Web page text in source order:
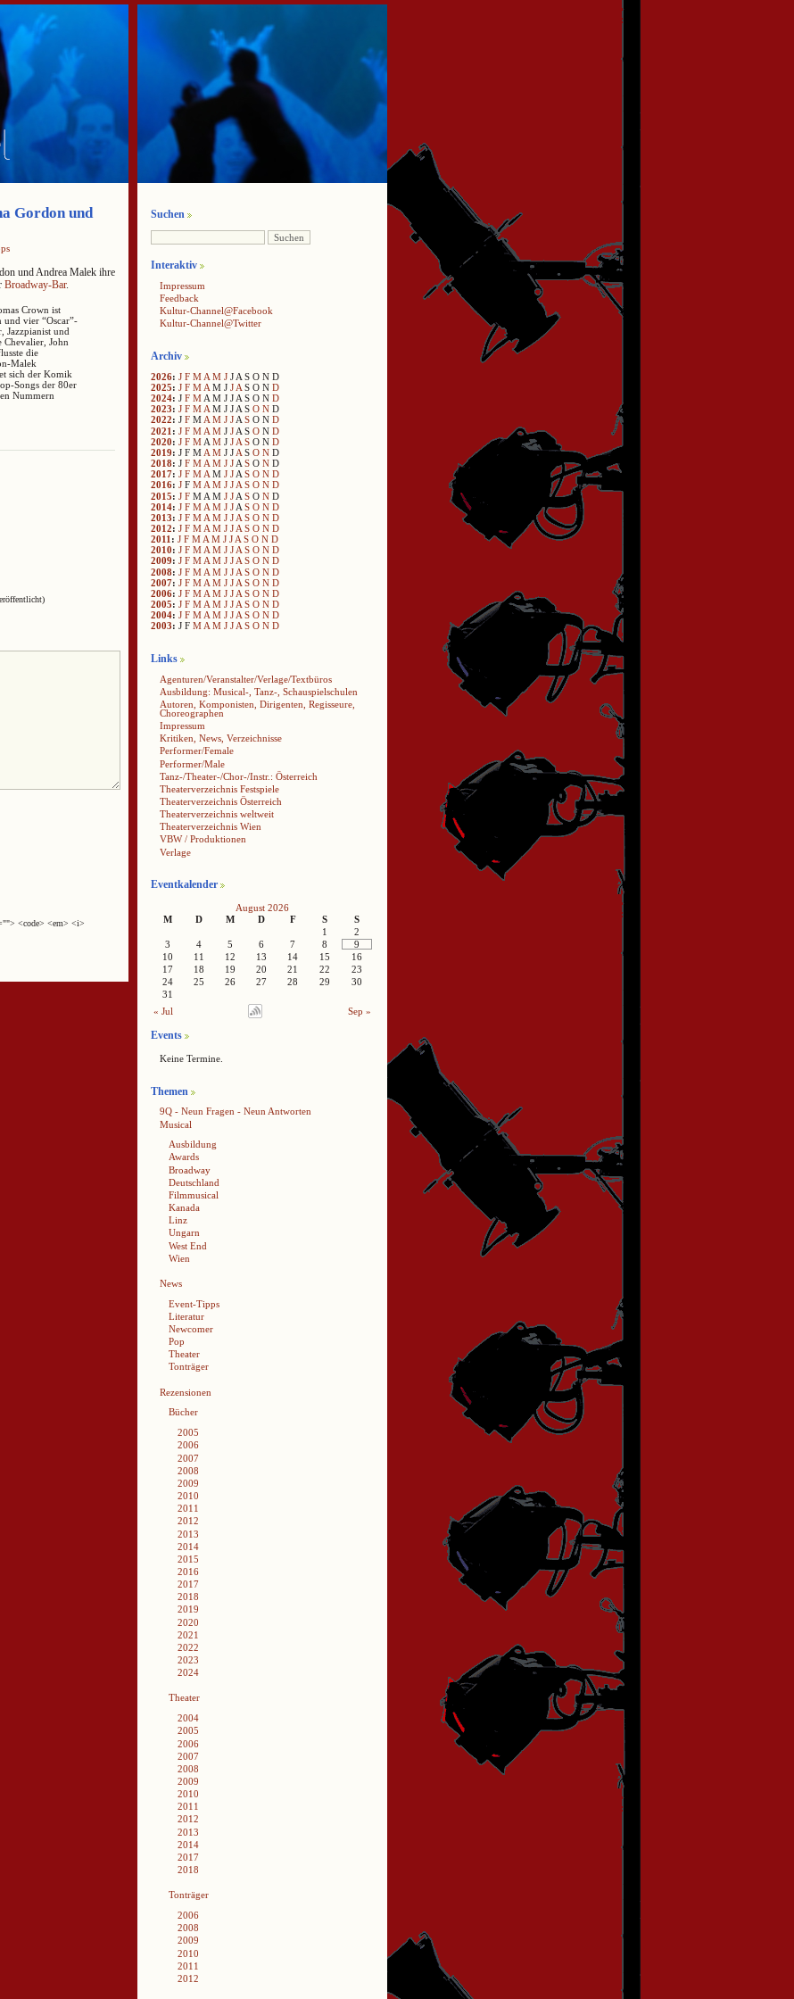
Gordon und
und Andrea Malek ihre
Broadway-Bar.
Crown ist
und vier “Oscar”-
Jazzpianist und
John
die
Malek
sich der Komik
Songs der 80er
Nummern
<code> <em> <i>
Suchen
Interaktiv
Impressum
Feedback
Kultur-Channel@Facebook
Kultur-Channel@Twitter
Archiv
2026: J F M A M J J A S O N D
2025: J F M A M J J A S O N D
2024: J F M A M J J A S O N D
2023: J F M A M J J A S O N D
2022: J F MA M J JA S O N D
2021 : J F M A M J J A S O N D
2020: J F M A M J J A S O N D
2019: J F M A M J J A S O N D
2018: J F M A M J J A S O N D
2017: J F M A M J J A S O N D
2016: J F M A M J J A S O N D
2015: J F M A M J J A S O N D
2014: J F M A M J J A S O N D
2013: J F M A M J J A S O N D
2012: J F M A M J J A S O N D
2011 : J F M A M J J A S O N D
2010: J F M A M J J A S O N D
2009: J F MA M J JA S O N D
2008: J F M A M J J A S O N D
2007: J F M A M J J A S O N D
2006: J F M A M J J A S O N D
2005: J F M A M J J A S O N D
2004: J F M A M J J A S O N D
2003: J F M A M J J A S O N D
Links
Agenturen/Veranstalter/Verlage/Textbüros
Ausbildung: Musical-, Tanz-, Schauspielschulen
Autoren, Komponisten, Dirigenten, Regisseure,
Choreographen
Impressum
Kritiken, News, Verzeichnisse
Performer/Female
Performer/Male
Tanz-/Theater-/Chor-/Instr.: Österreich
Theaterverzeichnis Festspiele
Theaterverzeichnis Österreich
Theaterverzeichnis weltweit
Theaterverzeichnis Wien
VBW / Produktionen
Verlage
Eventkalender
August 2026
M
D M D F S
S
1
2
3
4 5 6 7 8
9
10
11 12 13 14 15
16
17
18 19 20 21 22
23
24
25 26 27 28 29
30
31
« Jul
Sep »
Events
Keine Termine.
Themen
9Q - Neun Fragen - Neun Antworten
Musical
Ausbildung
Awards
Broadway
Deutschland
Filmmusical
Kanada
Linz
Ungarn
West End
Wien
News
Event-Tipps
Literatur
Newcomer
Pop
Theater
Tonträger
Rezensionen
Bücher
2005
2006
2007
2008
2009
2010
2011
2012
2013
2014
2015
2016
2017
2018
2019
2020
2021
2022
2023
2024
Theater
2004
2005
2006
2007
2008
2009
2010
2011
2012
2013
2014
2017
2018
Tonträger
2006
2008
2009
2010
2011
2012